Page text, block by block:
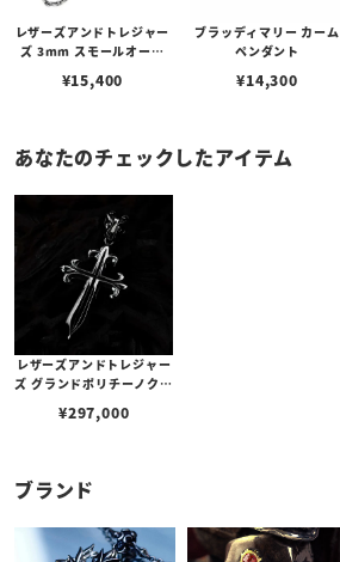
レザーズアンドトレジャー
ズ 3mm スモールオーバ
ブスタークラスプ＆LTロ
¥15,400
ブラッディマリー カーム
ペンダント
¥14,300
あなたのチェックしたアイテム
レザーズアンドトレジャー
ズ グランドポリチーノクロ
¥297,000
ブランド